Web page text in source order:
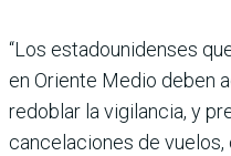
“Los estadounidenses
en Oriente Medio deben
redoblar la vigilancia, y
cancelaciones de